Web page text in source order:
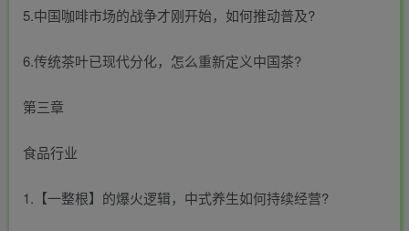
5.中国咖啡市场的战争才刚开始，如何推动普及?
6.传统茶叶已现代分化，怎么重新定义中国茶?
第三章
食品行业
1.【一整根】的爆火逻辑，中式养生如何持续经营?